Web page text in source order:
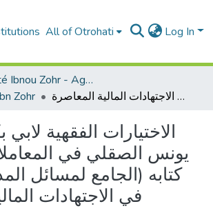
All of Otrohati Log In
Université Ibnou Zohr - Agadir
Zohr
الاختيارات الفقهية لابي بكر محمد بن يونس الصقلي في المعاملات من خلال كتابه (الجامع لمسائل المدونة ) واثرها في الاجتهادات المالية المعاصرة
الاختيارات الفقهية
يونس الصقلي في
كتابه (الجامع لمسائل
في الاجتهادات